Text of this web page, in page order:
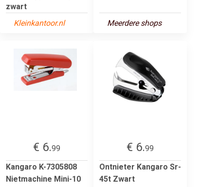
zwart
Kleinkantoor.nl
Meerdere shops
€ 6.99
Kangaro K-7305808
Nietmachine Mini-10
€ 6.99
Ontnieter Kangaro Sr-
45t Zwart